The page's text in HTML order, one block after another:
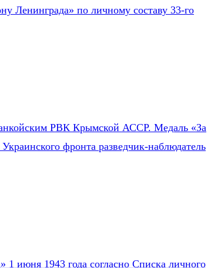
Ленинграда» по личному составу 33-го
РВК Крымской АССР. Медаль «За
фронта разведчик-наблюдатель
июня 1943 года согласно Списка личного